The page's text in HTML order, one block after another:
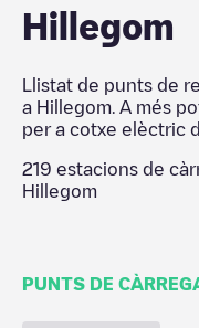
Hillegom
Llistat de punts de
a Hillegom . A més
per a cotxe elèctric
219 estacions de
Hillegom
PUNTS DE